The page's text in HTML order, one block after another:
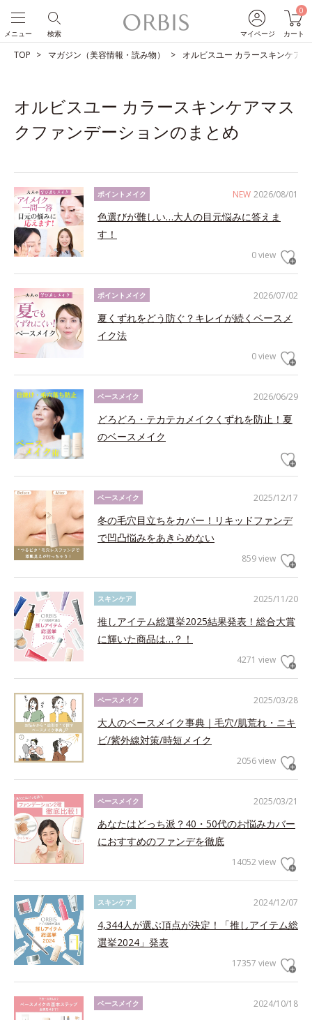
マイページ
0
カート
検索
メニュー
TOP マガジン（美容情報・読み物） オルビスユー カラースキンケア
オルビスユー カラースキンケアマス
クファンデーションのまとめ
NEW 2026/08/01
ポイントメイク
色選びが難しい…大人の目元悩みに答えま
す！
0 view
2026/07/02
ポイントメイク
夏くずれをどう防ぐ？キレイが続くベースメ
イク法
0 view
2026/06/29
ベースメイク
どろどろ・テカテカメイクくずれを防止！夏
のベースメイク
2025/12/17
ベースメイク
冬の毛穴目立ちをカバー！リキッドファンデ
で凹凸悩みをあきらめない
859 view
2025/11/20
スキンケア
推しアイテム総選挙2025結果発表！総合大賞
に輝いた商品は…？！
4271 view
2025/03/28
ベースメイク
大人のベースメイク事典｜毛穴/肌荒れ・ニキ
ビ/紫外線対策/時短メイク
2056 view
2025/03/21
ベースメイク
あなたはどっち派？40・50代のお悩みカバー
におすすめのファンデを徹底
14052 view
2024/12/07
スキンケア
4,344人が選ぶ頂点が決定！「推しアイテム総
選挙2024」発表
17357 view
2024/10/18
ベースメイク